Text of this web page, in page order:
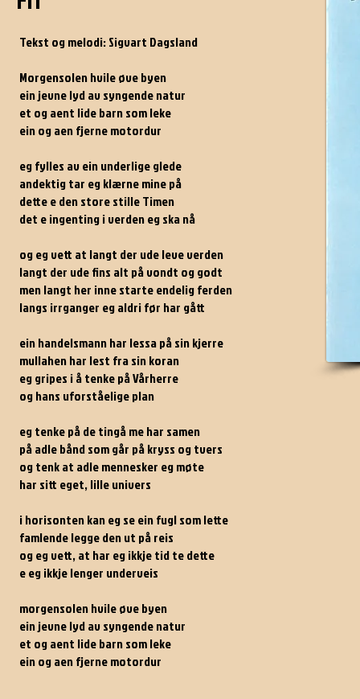
Tekst og melodi: Sigvart Dagsland
Morgensolen hvile øve byen
ein jevne lyd av syngende natur
et og aent lide barn som leke
ein og aen fjerne motordur
eg fylles av ein underlige glede
andektig tar eg klærne mine på
dette e den store stille Timen
det e ingenting i verden eg ska nå
og eg vett at langt der ude leve verden
langt der ude fins alt på vondt og godt
men langt her inne starte endelig ferden
langs irrganger eg aldri før har gått
ein handelsmann har lessa på sin kjerre
mullahen har lest fra sin koran
eg gripes i å tenke på Vårherre
og hans uforståelige plan
eg tenke på de tingå me har samen
på adle bånd som går på kryss og tvers
og tenk at adle mennesker eg møte
har sitt eget, lille univers
i horisonten kan eg se ein fugl som lette
famlende legge den ut på reis
og eg vett, at har eg ikkje tid te dette
e eg ikkje lenger underveis
morgensolen hvile øve byen
ein jevne lyd av syngende natur
et og aent lide barn som leke
ein og aen fjerne motordur